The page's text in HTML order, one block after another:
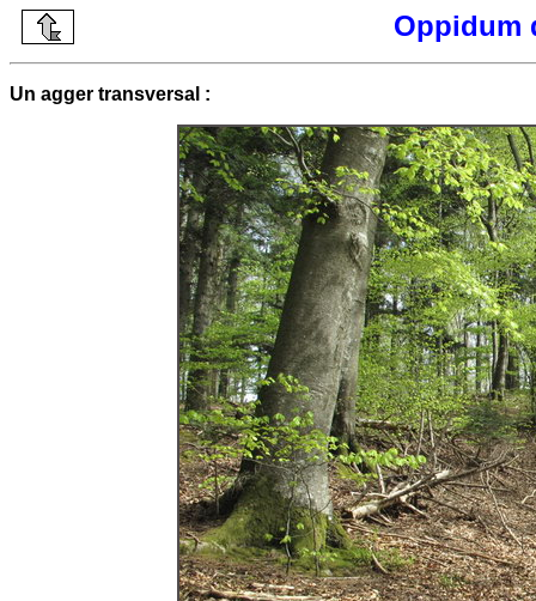
Oppidum
Un agger transversal :